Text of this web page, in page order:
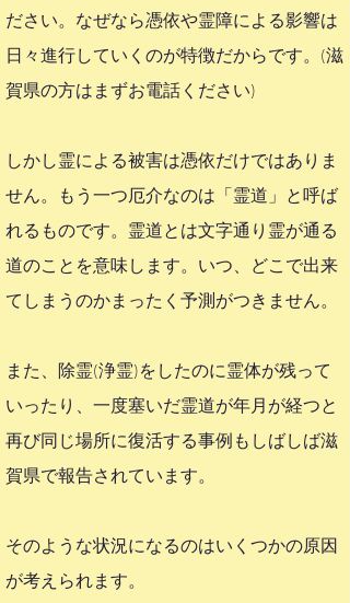
ださい。なぜなら憑依や霊障による影響は
日々進行していくのが特徴だからです。​(滋
賀県の方はまずお電話ください)
しかし霊による被害は憑依だけではありま
せん。もう一つ厄介なのは「霊道」と呼ば
れるものです。霊道とは文字通り霊が通る
道のことを意味します。いつ、どこで出来
てしまうのかまったく予測がつきません。
また、除霊(浄霊)をしたのに霊体が残って
いったり、一度塞いだ霊道が年月が経つと
再び同じ場所に復活する事例もしばしば滋
賀県で報告されています。
そのような状況になるのはいくつかの原因
が考えられます。